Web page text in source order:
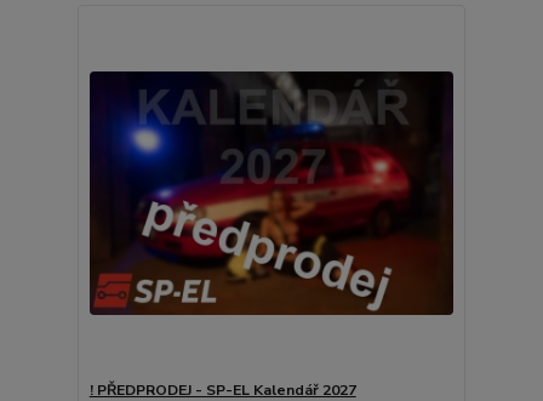
! PŘEDPRODEJ - SP-EL Kalendář 2027